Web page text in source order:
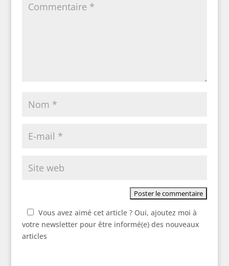
Vous avez aimé cet article ? Oui, ajoutez moi à
votre newsletter pour être informé(e) des nouveaux
articles